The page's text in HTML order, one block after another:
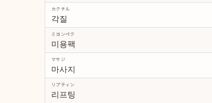
각질
カクチル
미용팩
ミヨンペク
마사지
マサジ
리프팅
リプティン